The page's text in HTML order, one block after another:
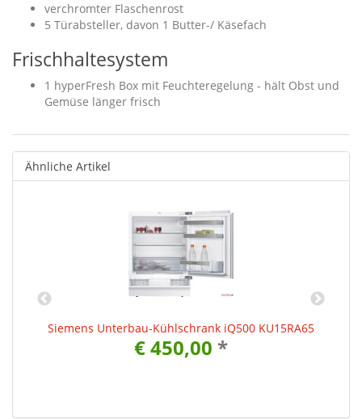
verchromter Flaschenrost
5 Türabsteller, davon 1 Butter-/ Käsefach
Frischhaltesystem
1 hyperFresh Box mit Feuchteregelung - hält Obst und
Gemüse länger frisch
Ähnliche Artikel
Siemens Unterbau-Kühlschrank iQ500 KU15RA65
€ 450,00 *